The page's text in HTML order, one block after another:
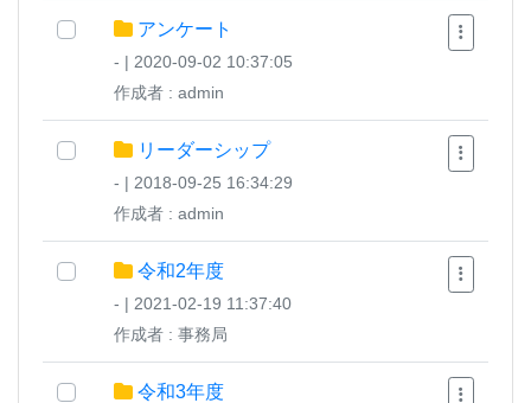
アンケート
- | 2020-09-02 10:37:05
作成者 : admin
リーダーシップ
- | 2018-09-25 16:34:29
作成者 : admin
令和2年度
- | 2021-02-19 11:37:40
作成者 : 事務局
令和3年度